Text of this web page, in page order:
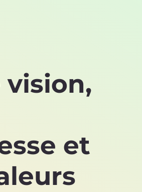
vision,
et